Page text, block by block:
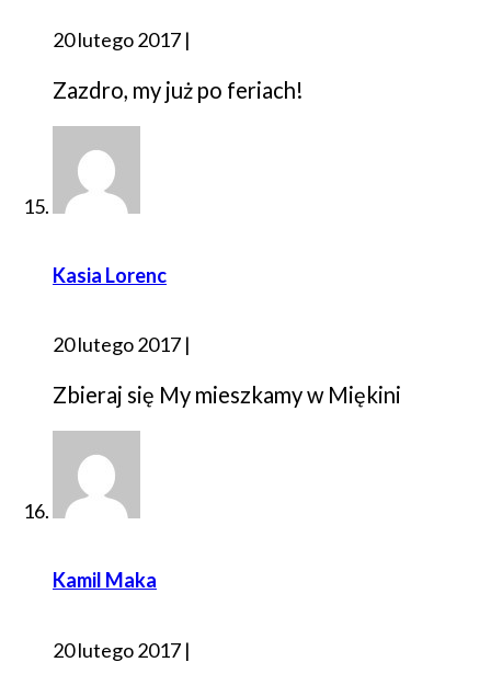
20 lutego 2017 |
Zazdro, my już po feriach!
Kasia Lorenc
20 lutego 2017 |
Zbieraj się My mieszkamy w Miękini
Kamil Maka
20 lutego 2017 |